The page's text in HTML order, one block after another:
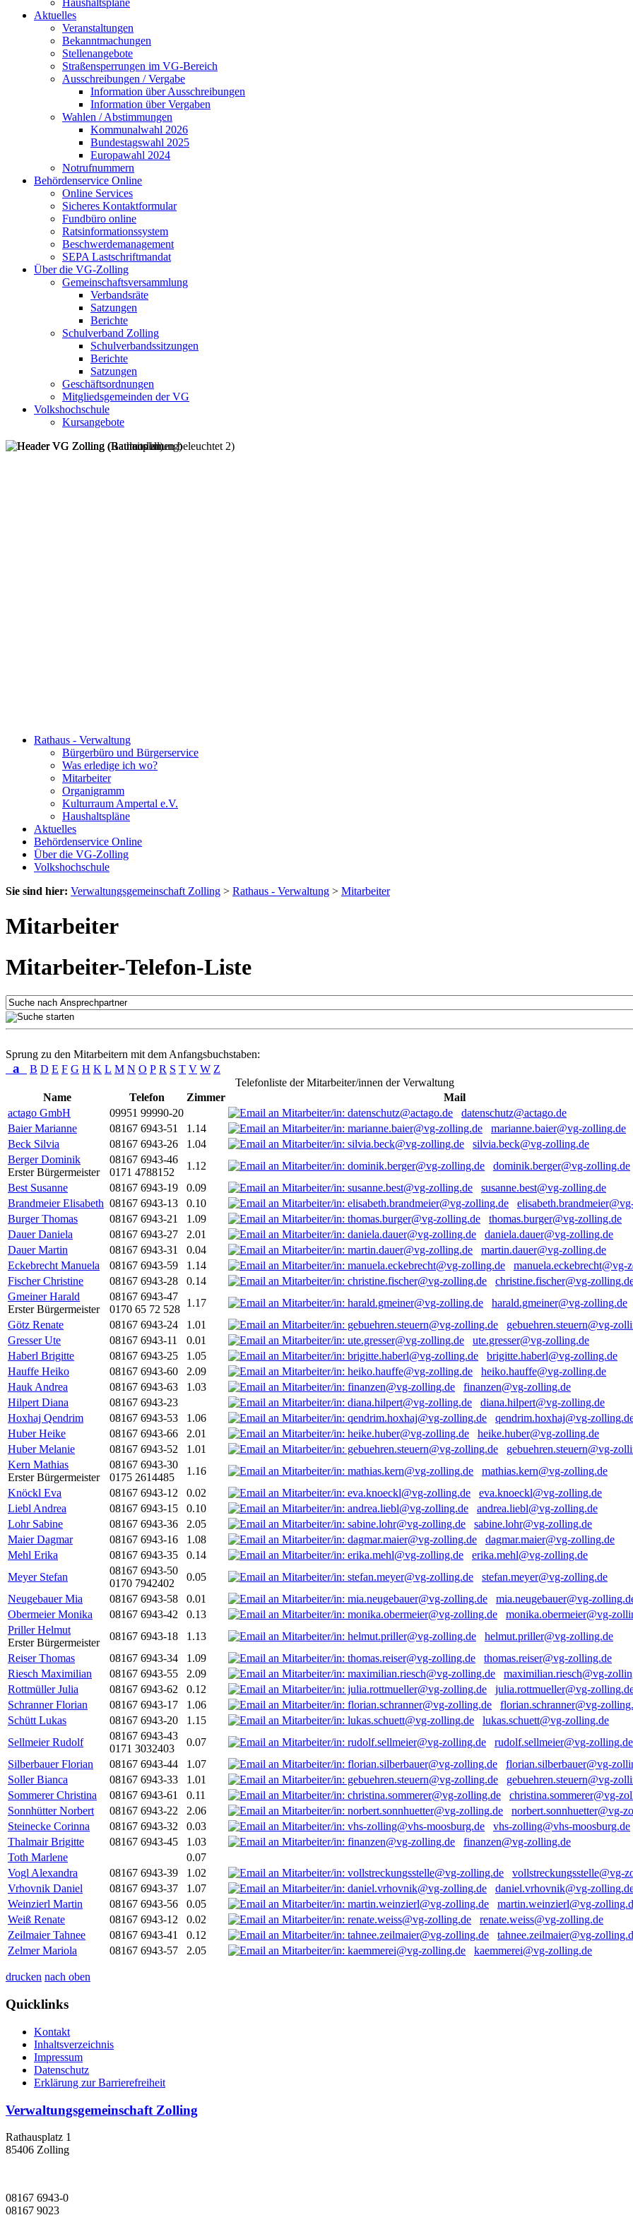
Haushaltspläne
Aktuelles
Veranstaltungen
Bekanntmachungen
Stellenangebote
Straßensperrungen im VG-Bereich
Ausschreibungen / Vergabe
Information über Ausschreibungen
Information über Vergaben
Wahlen / Abstimmungen
Kommunalwahl 2026
Bundestagswahl 2025
Europawahl 2024
Notrufnummern
Behördenservice Online
Online Services
Sicheres Kontaktformular
Fundbüro online
Ratsinformationssystem
Beschwerdemanagement
SEPA Lastschriftmandat
Über die VG-Zolling
Gemeinschaftsversammlung
Verbandsräte
Satzungen
Berichte
Schulverband Zolling
Schulverbandssitzungen
Berichte
Satzungen
Geschäftsordnungen
Mitgliedsgemeinden der VG
Volkshochschule
Kursangebote
Rathaus - Verwaltung
Bürgerbüro und Bürgerservice
Was erledige ich wo?
Mitarbeiter
Organigramm
Kulturraum Ampertal e.V.
Haushaltspläne
Aktuelles
Behördenservice Online
Über die VG-Zolling
Volkshochschule
Sie sind hier: Verwaltungsgemeinschaft Zolling > Rathaus - Verwaltung > Mitarbeiter
Mitarbeiter
Mitarbeiter-Telefon-Liste
Sprung zu den Mitarbeitern mit dem Anfangsbuchstaben:
a B D E F G H K L M N O P R S T V W Z
Telefonliste der Mitarbeiter/innen der Verwaltung
Name
Telefon Zimmer
Mail
actago GmbH
09951 99990-20
datenschutz@actago.de
Baier Marianne
08167 6943-51 1.14
marianne.baier@vg-zolling.de
Beck Silvia
08167 6943-26 1.04
silvia.beck@vg-zolling.de
Berger Dominik
Erster Bürgermeister
08167 6943-46
0171 4788152
1.12
dominik.berger@vg-zolling.de
Best Susanne
08167 6943-19 0.09
susanne.best@vg-zolling.de
Brandmeier Elisabeth 08167 6943-13 0.10
Burger Thomas
08167 6943-21 1.09
thomas.burger@vg-zolling.de
Dauer Daniela
08167 6943-27 2.01
daniela.dauer@vg-zolling.de
Dauer Martin
08167 6943-31 0.04
martin.dauer@vg-zolling.de
Eckebrecht Manuela
08167 6943-59 1.14
manuela.eckebrecht@vg-
Fischer Christine
08167 6943-28 0.14
christine.fischer@vg-
Gmeiner Harald
Erster Bürgermeister
08167 6943-47
0170 65 72 528
1.17
harald.gmeiner@vg-zolling.de
Götz Renate
08167 6943-24 1.01
gebuehren.steuern@vg-
Gresser Ute
08167 6943-11 0.01
ute.gresser@vg-zolling.de
Haberl Brigitte
08167 6943-25 1.05
brigitte.haberl@vg-zolling.de
Hauffe Heiko
08167 6943-60 2.09
heiko.hauffe@vg-zolling.de
Hauk Andrea
08167 6943-63 1.03
finanzen@vg-zolling.de
Hilpert Diana
08167 6943-23
diana.hilpert@vg-zolling.de
Hoxhaj Qendrim
08167 6943-53 1.06
qendrim.hoxhaj@vg-
Huber Heike
08167 6943-66 2.01
heike.huber@vg-zolling.de
Huber Melanie
08167 6943-52 1.01
gebuehren.steuern@vg-
Kern Mathias
Erster Bürgermeister
08167 6943-30
0175 2614485
1.16
mathias.kern@vg-zolling.de
Knöckl Eva
08167 6943-12 0.02
eva.knoeckl@vg-zolling.de
Liebl Andrea
08167 6943-15 0.10
andrea.liebl@vg-zolling.de
Lohr Sabine
08167 6943-36 2.05
sabine.lohr@vg-zolling.de
Maier Dagmar
08167 6943-16 1.08
dagmar.maier@vg-zolling.de
Mehl Erika
08167 6943-35 0.14
erika.mehl@vg-zolling.de
Meyer Stefan
08167 6943-50
0170 7942402
0.05
stefan.meyer@vg-zolling.de
Neugebauer Mia
08167 6943-58 0.01
mia.neugebauer@vg-
Obermeier Monika
08167 6943-42 0.13
monika.obermeier@vg-
Priller Helmut
Erster Bürgermeister
08167 6943-18 1.13
helmut.priller@vg-zolling.de
Reiser Thomas
08167 6943-34 1.09
thomas.reiser@vg-zolling.de
Riesch Maximilian
08167 6943-55 2.09
maximilian.riesch@vg-
Rottmüller Julia
08167 6943-62 0.12
julia.rottmueller@vg-
Schranner Florian
08167 6943-17 1.06
florian.schranner@vg-
Schütt Lukas
08167 6943-20 1.15
lukas.schuett@vg-zolling.de
Sellmeier Rudolf
08167 6943-43
0171 3032403
0.07
rudolf.sellmeier@vg-zolling.de
Silberbauer Florian
08167 6943-44 1.07
florian.silberbauer@vg-
Soller Bianca
08167 6943-33 1.01
gebuehren.steuern@vg-
Sommerer Christina
08167 6943-61 0.11
christina.sommerer@vg-
Sonnhütter Norbert
08167 6943-22 2.06
norbert.sonnhuetter@vg-
Steinecke Corinna
08167 6943-32 0.03
vhs-zolling@vhs-moosburg.de
Thalmair Brigitte
08167 6943-45 1.03
finanzen@vg-zolling.de
Toth Marlene
0.07
Vogl Alexandra
08167 6943-39 1.02
vollstreckungsstelle@vg-
Vrhovnik Daniel
08167 6943-37 1.07
daniel.vrhovnik@vg-
Weinzierl Martin
08167 6943-56 0.05
martin.weinzierl@vg-
Weiß Renate
08167 6943-12 0.02
renate.weiss@vg-zolling.de
Zeilmaier Tahnee
08167 6943-41 0.12
tahnee.zeilmaier@vg-
Zelmer Mariola
08167 6943-57 2.05 kaemmerei@vg-zolling.de
drucken nach oben
Quicklinks
Kontakt
Inhaltsverzeichnis
Impressum
Datenschutz
Erklärung zur Barrierefreiheit
Verwaltungsgemeinschaft Zolling
Rathausplatz 1
85406 Zolling
08167 6943-0
08167 9023